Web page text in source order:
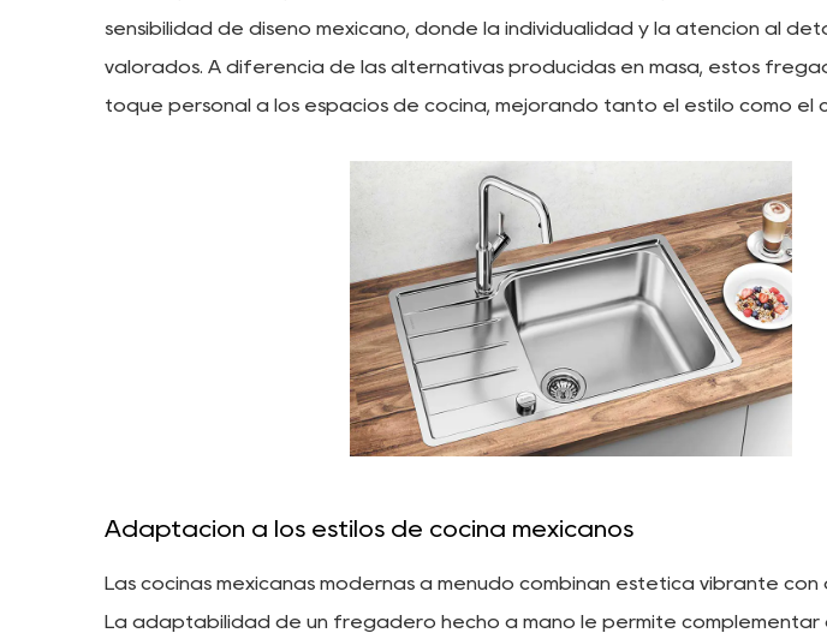
sensibilidad de diseño mexicano, donde la individualidad y la atención al
valorados. A diferencia de las alternativas producidas en masa, estos
toque personal a los espacios de cocina, mejorando tanto el estilo como el
Adaptación a los estilos de cocina mexicanos
Las cocinas mexicanas modernas a menudo combinan estética vibrante con
La adaptabilidad de un fregadero hecho a mano le permite complementar